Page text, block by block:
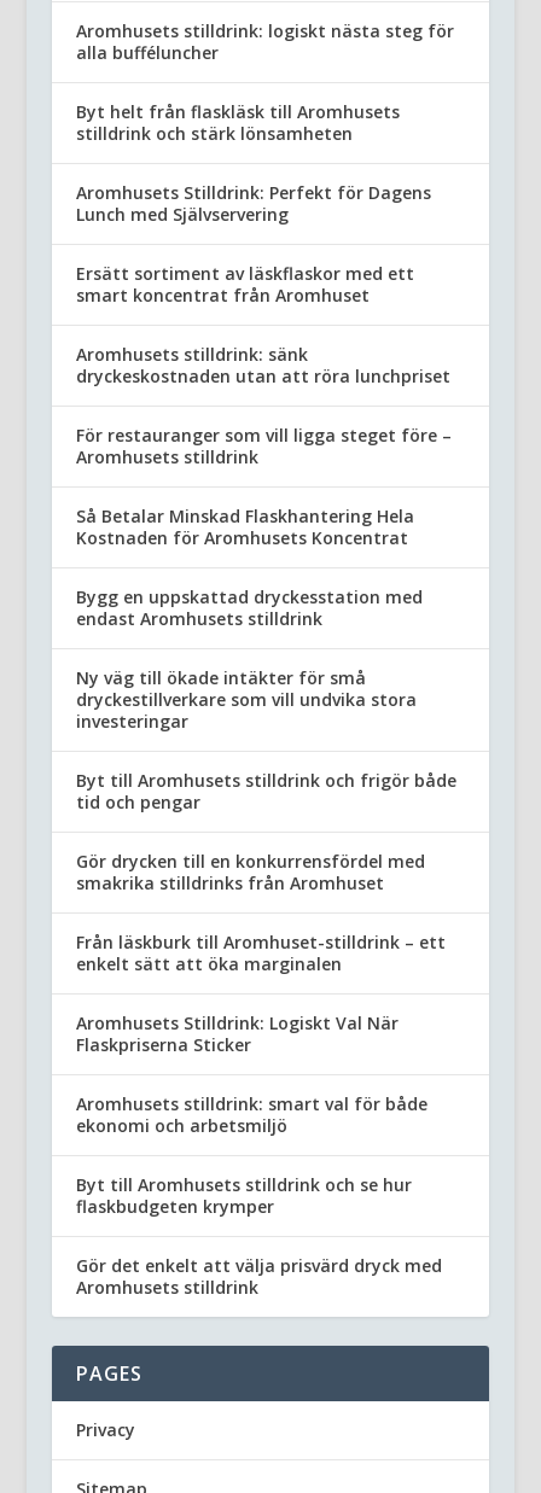
Aromhusets stilldrink: logiskt nästa steg för
alla bufféluncher
Byt helt från flaskläsk till Aromhusets
stilldrink och stärk lönsamheten
Aromhusets Stilldrink: Perfekt för Dagens
Lunch med Självservering
Ersätt sortiment av läskflaskor med ett
smart koncentrat från Aromhuset
Aromhusets stilldrink: sänk
dryckeskostnaden utan att röra lunchpriset
För restauranger som vill ligga steget före –
Aromhusets stilldrink
Så Betalar Minskad Flaskhantering Hela
Kostnaden för Aromhusets Koncentrat
Bygg en uppskattad dryckesstation med
endast Aromhusets stilldrink
Ny väg till ökade intäkter för små
dryckestillverkare som vill undvika stora
investeringar
Byt till Aromhusets stilldrink och frigör både
tid och pengar
Gör drycken till en konkurrensfördel med
smakrika stilldrinks från Aromhuset
Från läskburk till Aromhuset-stilldrink – ett
enkelt sätt att öka marginalen
Aromhusets Stilldrink: Logiskt Val När
Flaskpriserna Sticker
Aromhusets stilldrink: smart val för både
ekonomi och arbetsmiljö
Byt till Aromhusets stilldrink och se hur
flaskbudgeten krymper
Gör det enkelt att välja prisvärd dryck med
Aromhusets stilldrink
PAGES
Privacy